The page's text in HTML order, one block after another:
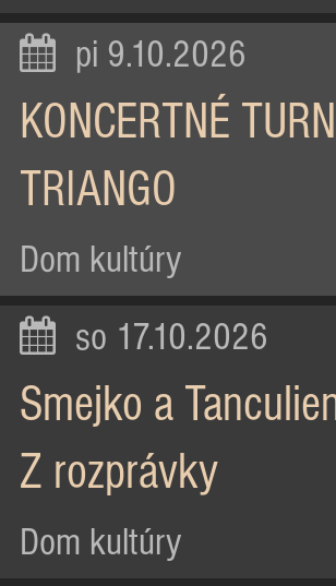
pi 9.10.2026
KONCERTNÉ
TRIANGO
Dom kultúry
so 17.10.2026
Smejko a
Z rozprávky
Dom kultúry